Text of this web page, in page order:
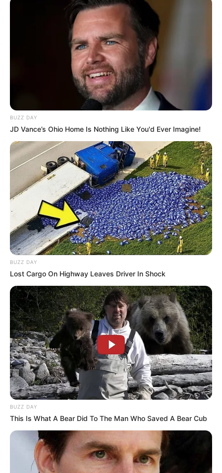
LIHAT ARTIKEL LAINNYA
Keren, 10 Kreasi dari
Recehan yang Bisa Jadi
Aksesoris
Terlihat Alami, 10 Kreasi
Bunga Kertas untuk
Mempercantik
BUZZ DAY
JD Vance’s Ohio Home Is Nothing Like You'd Ever Imagine!
BUZZ DAY
Lost Cargo On Highway Leaves Driver In Shock
BUZZ DAY
This Is What A Bear Did To The Man Who Saved A Bear Cub